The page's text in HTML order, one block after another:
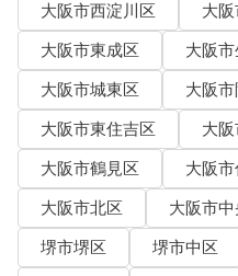
大阪市西淀川区
大
大阪市東成区
大阪
大阪市城東区
大阪
大阪市東住吉区
大
大阪市鶴見区
大阪
大阪市北区
大阪市中
堺市堺区
堺市中区